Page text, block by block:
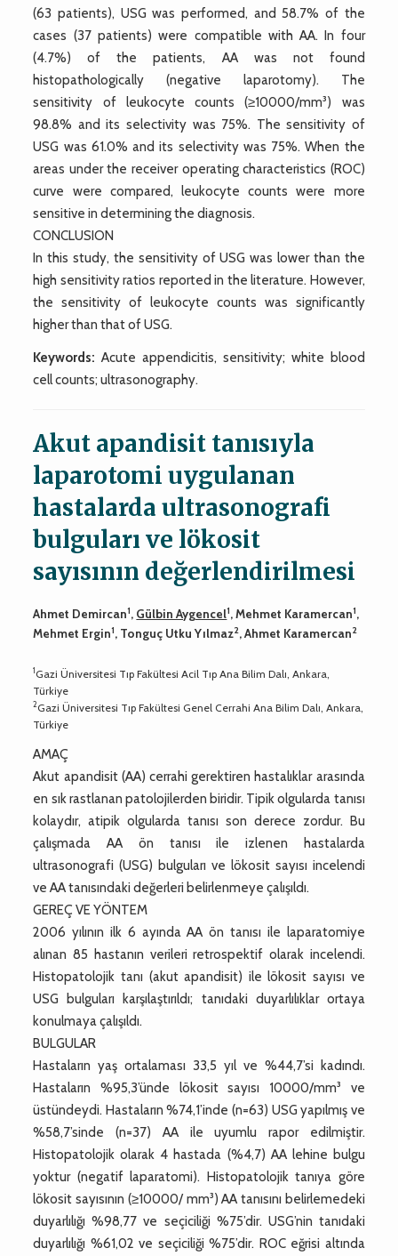
(63 patients), USG was performed, and 58.7% of the
cases (37 patients) were compatible with AA. In four
(4.7%) of the patients, AA was not found
histopathologically (negative laparotomy). The
sensitivity of leukocyte counts (≥10000/mm³) was
98.8% and its selectivity was 75%. The sensitivity of
USG was 61.0% and its selectivity was 75%. When the
areas under the receiver operating characteristics (ROC)
curve were compared, leukocyte counts were more
sensitive in determining the diagnosis.
CONCLUSION
In this study, the sensitivity of USG was lower than the
high sensitivity ratios reported in the literature. However,
the sensitivity of leukocyte counts was significantly
higher than that of USG.
Keywords: Acute appendicitis, sensitivity; white blood
cell counts; ultrasonography.
Akut apandisit tanısıyla
laparotomi uygulanan
hastalarda ultrasonografi
bulguları ve lökosit
sayısının değerlendirilmesi
Ahmet Demircan1, Gülbin Aygencel1, Mehmet Karamercan1,
Mehmet Ergin1, Tonguç Utku Yılmaz2, Ahmet Karamercan2
1Gazi Üniversitesi Tıp Fakültesi Acil Tıp Ana Bilim Dalı, Ankara,
Türkiye
2Gazi Üniversitesi Tıp Fakültesi Genel Cerrahi Ana Bilim Dalı, Ankara,
Türkiye
AMAÇ
Akut apandisit (AA) cerrahi gerektiren hastalıklar arasında
en sık rastlanan patolojilerden biridir. Tipik olgularda tanısı
kolaydır, atipik olgularda tanısı son derece zordur. Bu
çalışmada AA ön tanısı ile izlenen hastalarda
ultrasonografi (USG) bulguları ve lökosit sayısı incelendi
ve AA tanısındaki değerleri belirlenmeye çalışıldı.
GEREÇ VE YÖNTEM
2006 yılının ilk 6 ayında AA ön tanısı ile laparatomiye
alınan 85 hastanın verileri retrospektif olarak incelendi.
Histopatolojik tanı (akut apandisit) ile lökosit sayısı ve
USG bulguları karşılaştırıldı; tanıdaki duyarlılıklar ortaya
konulmaya çalışıldı.
BULGULAR
Hastaların yaş ortalaması 33,5 yıl ve %44,7’si kadındı.
Hastaların %95,3’ünde lökosit sayısı 10000/mm³ ve
üstündeydi. Hastaların %74,1’inde (n=63) USG yapılmış ve
%58,7’sinde (n=37) AA ile uyumlu rapor edilmiştir.
Histopatolojik olarak 4 hastada (%4,7) AA lehine bulgu
yoktur (negatif laparatomi). Histopatolojik tanıya göre
lökosit sayısının (≥10000/ mm³) AA tanısını belirlemedeki
duyarlılığı %98,77 ve seçiciliği %75’dir. USG’nin tanıdaki
duyarlılığı %61,02 ve seçiciliği %75’dir. ROC eğrisi altında